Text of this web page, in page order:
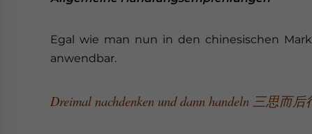
Egal wie man nun in den chinesischen
anwendbar.
Dreimal nachdenken und dann handeln 三思而后